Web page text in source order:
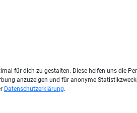
für dich zu gestalten. Diese helfen uns die
anzuzeigen und für anonyme
Datenschutzerklärung.